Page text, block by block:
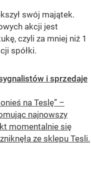
swój majątek.
akcji jest
czyli za mniej niż 1
spółki.
i sprzedaje
na Teslę” –
najnowszy
momentalnie się
ze sklepu Tesli.